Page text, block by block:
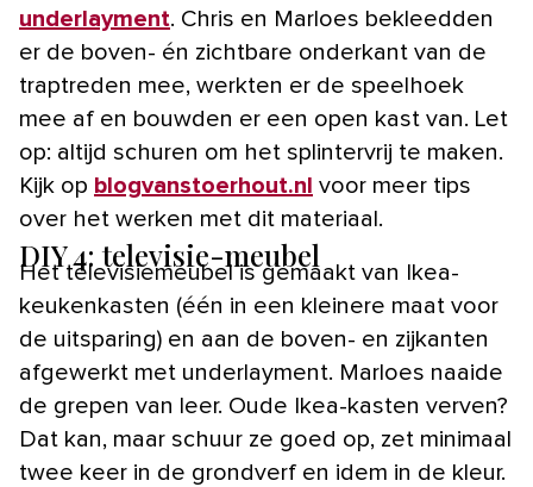
underlayment. Chris en Marloes bekleedden
er de boven- én zichtbare onderkant van de
traptreden mee, werkten er de speelhoek
mee af en bouwden er een open kast van. Let
op: altijd schuren om het splintervrij te maken.
Kijk op blogvanstoerhout.nl voor meer tips
over het werken met dit materiaal.
DIY 4: televisie-meubel
Het televisiemeubel is gemaakt van Ikea-
keukenkasten (één in een kleinere maat voor
de uitsparing) en aan de boven- en zijkanten
afgewerkt met underlayment. Marloes naaide
de grepen van leer. Oude Ikea-kasten verven?
Dat kan, maar schuur ze goed op, zet minimaal
twee keer in de grondverf en idem in de kleur.